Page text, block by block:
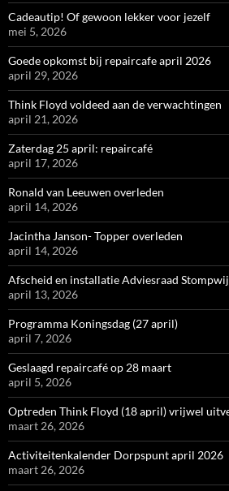
Cadeautip! Of gewoon lekker voor jezelf
mei 5, 2026
Goede opkomst bij repaircafe april 2026
april 29, 2026
Think Floyd voldeed aan de verwachtingen
april 21, 2026
Zaterdag 25 april: repaircafé
april 17, 2026
Ronald van Leeuwen overleden
april 14, 2026
Jacintha Janson- Topper overleden
april 14, 2026
Afscheid en installatie Adviesraad
april 13, 2026
Programma Koningsdag (27 april)
april 7, 2026
Geslaagd repaircafé op 28 maart
april 5, 2026
Optreden Think Floyd (18 april) vrijwel
maart 26, 2026
Activiteitenkalender Dorpspunt april 2026
maart 26, 2026